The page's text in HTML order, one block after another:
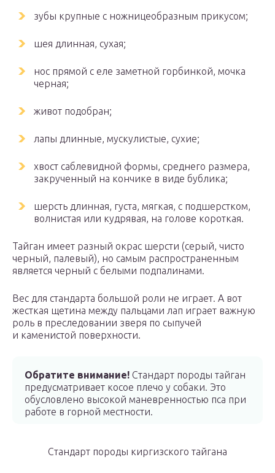
зубы крупные с ножницеобразным прикусом;
шея длинная, сухая;
нос прямой с еле заметной горбинкой, мочка
черная;
живот подобран;
лапы длинные, мускулистые, сухие;
хвост саблевидной формы, среднего размера,
закрученный на кончике в виде бублика;
шерсть длинная, густа, мягкая, с подшерстком,
волнистая или кудрявая, на голове короткая.
Тайган имеет разный окрас шерсти (серый, чисто
черный, палевый), но самым распространенным
является черный с белыми подпалинами.
Вес для стандарта большой роли не играет. А вот
жесткая щетина между пальцами лап играет важную
роль в преследовании зверя по сыпучей
и каменистой поверхности.
Обратите внимание! Стандарт породы тайган
предусматривает косое плечо у собаки. Это
обусловлено высокой маневренностью пса при
работе в горной местности.
Стандарт породы киргизского тайгана